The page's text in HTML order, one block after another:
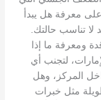
معرفة هل يبدأ
تناسب حالتك.
ومعرفة ما إذا
لتجنب أي
المركز، وهل
مثل خبرات